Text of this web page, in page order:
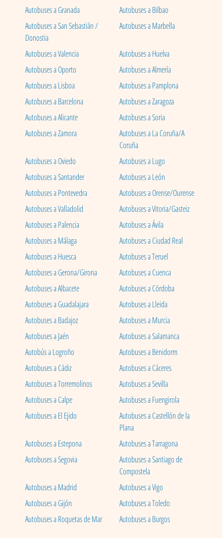
Autobuses a Granada
Autobuses a Bilbao
Autobuses a San Sebastián /
Donostia
Autobuses a Marbella
Autobuses a Valencia
Autobuses a Huelva
Autobuses a Oporto
Autobuses a Almería
Autobuses a Lisboa
Autobuses a Pamplona
Autobuses a Barcelona
Autobuses a Zaragoza
Autobuses a Alicante
Autobuses a Soria
Autobuses a Zamora
Autobuses a La Coruña/A
Coruña
Autobuses a Oviedo
Autobuses a Lugo
Autobuses a Santander
Autobuses a León
Autobuses a Pontevedra
Autobuses a Orense/Ourense
Autobuses a Valladolid
Autobuses a Vitoria/Gasteiz
Autobuses a Palencia
Autobuses a Ávila
Autobuses a Málaga
Autobuses a Ciudad Real
Autobuses a Huesca
Autobuses a Teruel
Autobuses a Gerona/Girona
Autobuses a Cuenca
Autobuses a Albacete
Autobuses a Córdoba
Autobuses a Guadalajara
Autobuses a Lleida
Autobuses a Badajoz
Autobuses a Murcia
Autobuses a Jaén
Autobuses a Salamanca
Autobús a Logroño
Autobuses a Benidorm
Autobuses a Cádiz
Autobuses a Cáceres
Autobuses a Torremolinos
Autobuses a Sevilla
Autobuses a Calpe
Autobuses a Fuengirola
Autobuses a El Ejido
Autobuses a Castellón de la
Plana
Autobuses a Estepona
Autobuses a Tarragona
Autobuses a Segovia
Autobuses a Santiago de
Compostela
Autobuses a Madrid
Autobuses a Vigo
Autobuses a Gijón
Autobuses a Toledo
Autobuses a Roquetas de Mar
Autobuses a Burgos